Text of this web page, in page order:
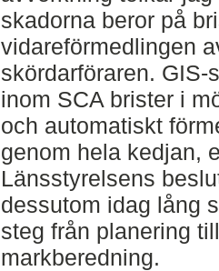
skadorna beror på
vidareförmedlingen
skördarföraren.
inom SCA brister i
och automatiskt
genom hela kedjan,
Länsstyrelsens
dessutom idag lång
steg från planering
markberedning.